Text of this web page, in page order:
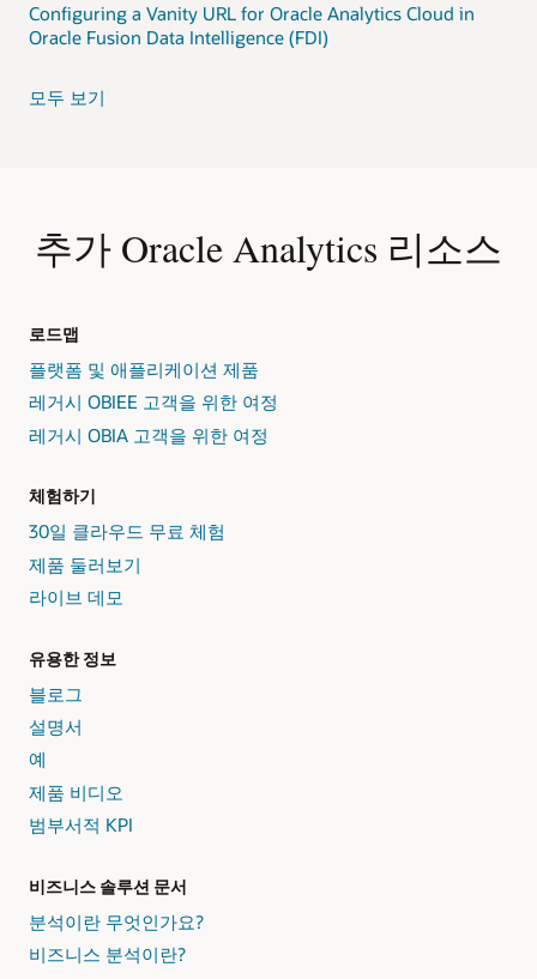
Configuring a Vanity URL for Oracle Analytics Cloud in
Oracle Fusion Data Intelligence (FDI)
모두 보기
추가 Oracle Analytics 리소스
로드맵
플랫폼 및 애플리케이션 제품
레거시 OBIEE 고객을 위한 여정
레거시 OBIA 고객을 위한 여정
체험하기
30일 클라우드 무료 체험
제품 둘러보기
라이브 데모
유용한 정보
블로그
설명서
예
제품 비디오
범부서적 KPI
비즈니스 솔루션 문서
분석이란 무엇인가요?
비즈니스 분석이란?